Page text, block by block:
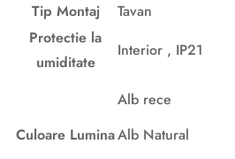
Tip Montaj
Tavan
Protectie la
umiditate
Interior , IP21
Culoare Lumina
Alb rece
Alb Natural